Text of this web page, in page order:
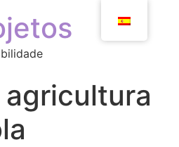
agricultura